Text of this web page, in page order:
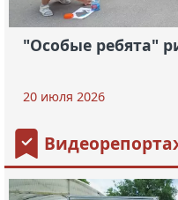
"Особые ребята"
20 июля 2026